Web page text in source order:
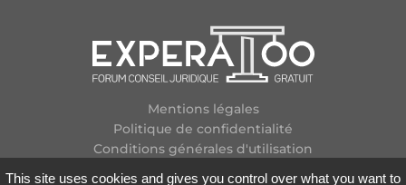
Mentions légales
Politique de confidentialité
Conditions générales d'utilisation
This site uses cookies and gives you control over what you want to